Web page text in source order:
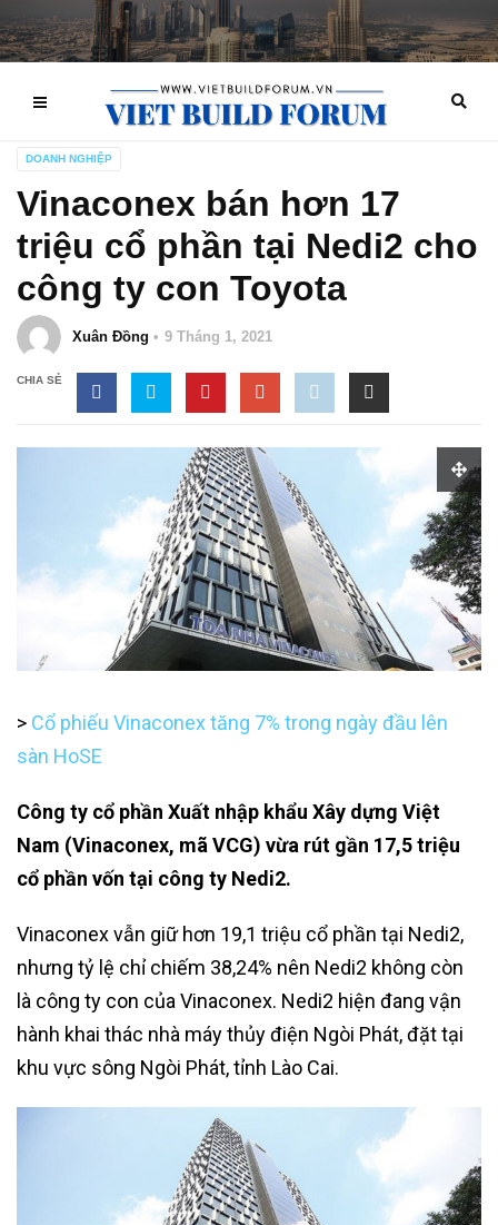
DOANH NGHIỆP
Vinaconex bán hơn 17
triệu cổ phần tại Nedi2 cho
công ty con Toyota
Xuân Đồng 9 Tháng 1, 2021
CHIA SẺ
> Cổ phiếu Vinaconex tăng 7% trong ngày đầu lên
sàn HoSE
Công ty cổ phần Xuất nhập khẩu Xây dựng Việt
Nam (Vinaconex, mã VCG) vừa rút gần 17,5 triệu
cổ phần vốn tại công ty Nedi2.
Vinaconex vẫn giữ hơn 19,1 triệu cổ phần tại Nedi2,
nhưng tỷ lệ chỉ chiếm 38,24% nên Nedi2 không còn
là công ty con của Vinaconex. Nedi2 hiện đang vận
hành khai thác nhà máy thủy điện Ngòi Phát, đặt tại
khu vực sông Ngòi Phát, tỉnh Lào Cai.